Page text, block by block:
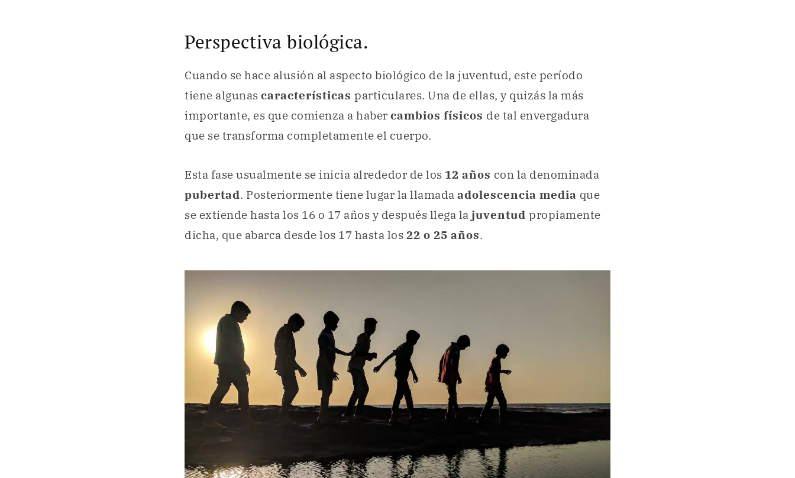
Perspectiva biológica.
Cuando se hace alusión al aspecto biológico de la juventud, este período
tiene algunas características particulares. Una de ellas, y quizás la más
importante, es que comienza a habercambios físicos de tal envergadura
que se transforma completamente el cuerpo.
Esta fase usualmente se inicia alrededor de los 12 años con la denominada
pubertad. Posteriormente tiene lugar la llamada adolescencia media que
se extiende hasta los 16 o 17 años y después llega la juventud propiamente
dicha, que abarca desde los 17 hasta los 22 o 25 años.